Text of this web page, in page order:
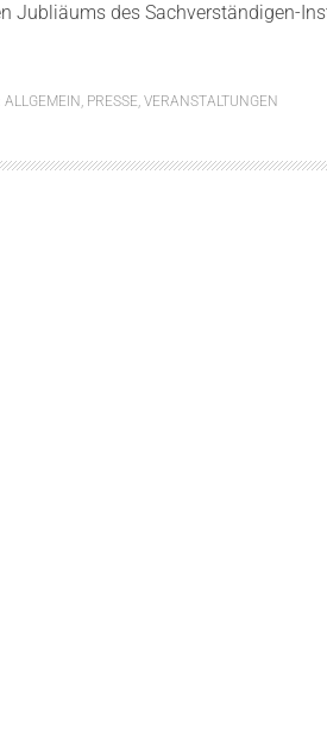
Jubliäums des Sachverständigen-
ALLGEMEIN , PRESSE, VERANSTALTUNGEN